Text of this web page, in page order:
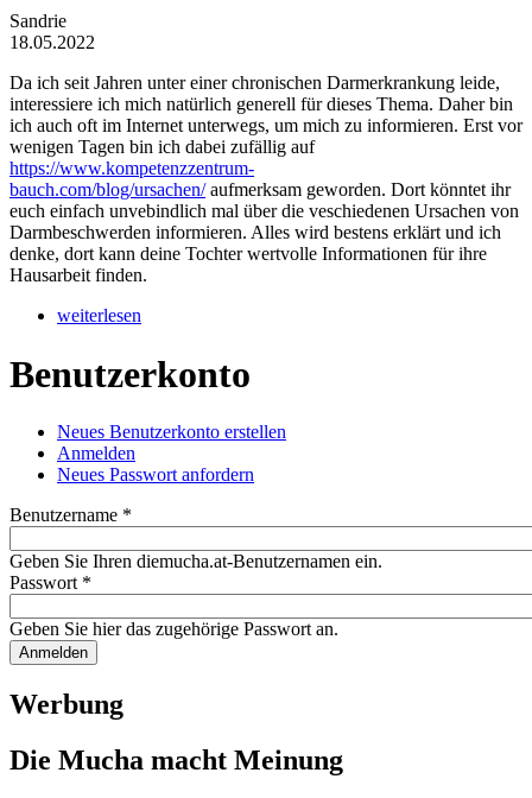
Sandrie
18.05.2022
Da ich seit Jahren unter einer chronischen Darmerkrankung leide,
interessiere ich mich natürlich generell für dieses Thema. Daher bin
ich auch oft im Internet unterwegs, um mich zu informieren. Erst vor
wenigen Tagen bin ich dabei zufällig auf
https://www.kompetenzzentrum-
bauch.com/blog/ursachen/aufmerksam geworden. Dort könntet ihr
euch einfach unvebindlich mal über die veschiedenen Ursachen von
Darmbeschwerden informieren. Alles wird bestens erklärt und ich
denke, dort kann deine Tochter wertvolle Informationen für ihre
Hausarbeit finden.
weiterlesen
Benutzerkonto
Haupt-Reiter
Neues Benutzerkonto erstellen
Anmelden
Neues Passwort anfordern
Benutzername *
Geben Sie Ihren diemucha.at-Benutzernamen ein.
Passwort *
Geben Sie hier das zugehörige Passwort an.
Werbung
Die Mucha macht Meinung